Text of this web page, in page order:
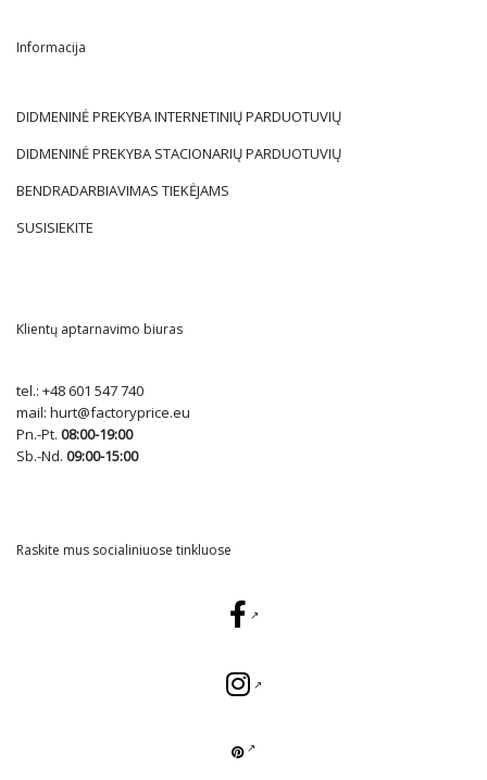
Informacija
DIDMENINĖ PREKYBA INTERNETINIŲ PARDUOTUVIŲ
DIDMENINĖ PREKYBA STACIONARIŲ PARDUOTUVIŲ
BENDRADARBIAVIMAS TIEKĖJAMS
SUSISIEKITE
Klientų aptarnavimo biuras
tel.: +48 601 547 740
mail: hurt@factoryprice.eu
Pn.-Pt. 08:00-19:00
Sb.-Nd. 09:00-15:00
Raskite mus socialiniuose tinkluose